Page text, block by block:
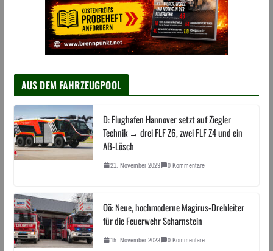
AUS DEM FAHRZEUGPOOL
D: Flughafen Hannover setzt auf Ziegler
Technik → drei FLF Z6, zwei FLF Z4 und ein
AB-Lösch
21. November 2023 0 Kommentare
Oö: Neue, hochmoderne Magirus-Drehleiter
für die Feuerwehr Scharnstein
15. November 2023 0 Kommentare